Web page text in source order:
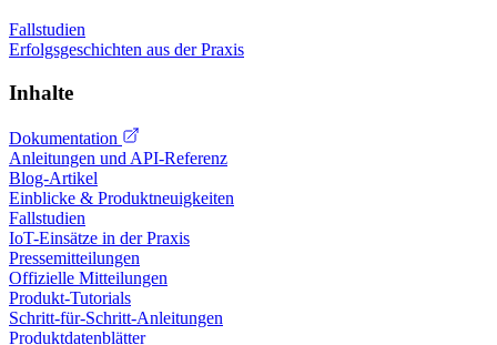
Fallstudien
Erfolgsgeschichten aus der Praxis
Inhalte
Dokumentation
Anleitungen und API-Referenz
Blog-Artikel
Einblicke & Produktneuigkeiten
Fallstudien
IoT-Einsätze in der Praxis
Pressemitteilungen
Offizielle Mitteilungen
Produkt-Tutorials
Schritt-für-Schritt-Anleitungen
Produktdatenblätter